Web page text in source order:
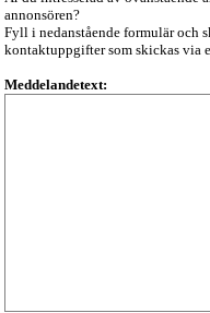
annonsören?
Fyll i nedanstående formulär och
kontaktuppgifter som skickas via
Meddelandetext: